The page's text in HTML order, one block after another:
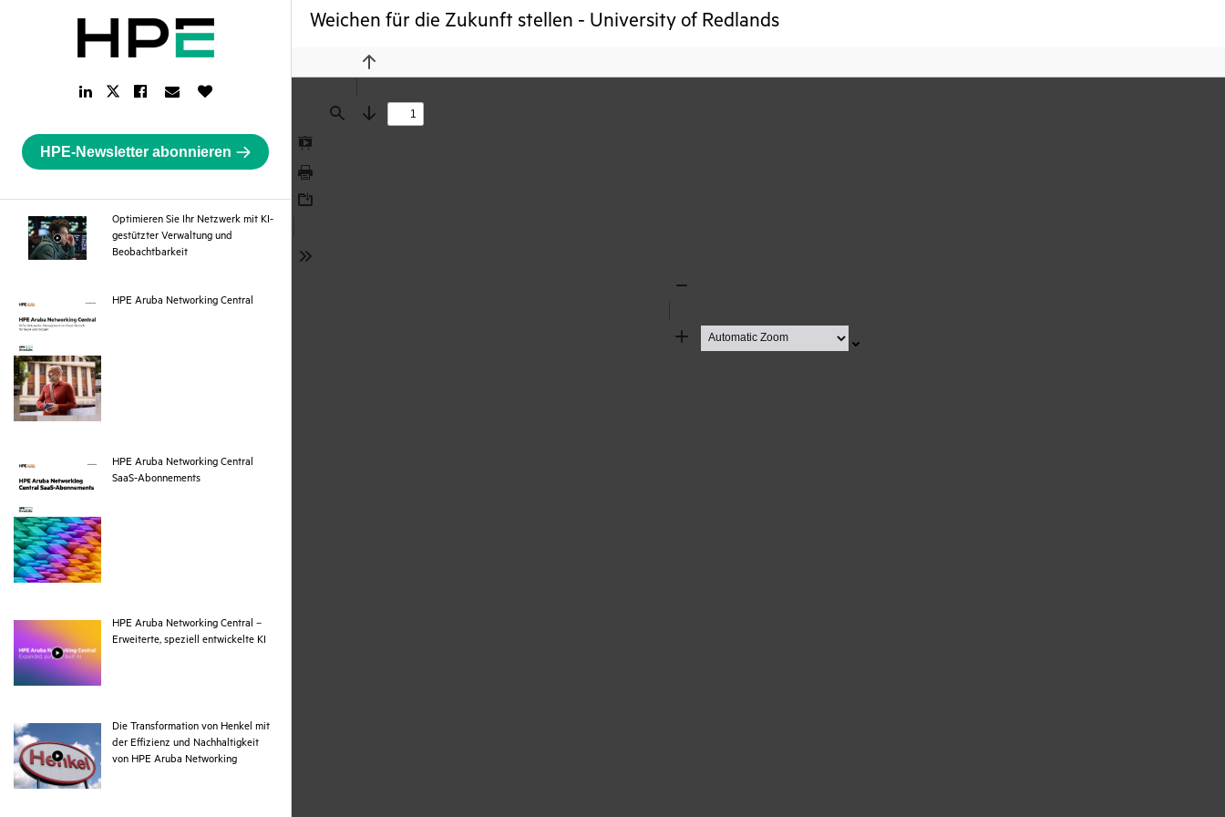
Find
Previous
Next
Presentation
Mode
Print
Weichen für die Zukunft stellen - University of Redlands
LinkedIn
Link
TwitterFacebook
Link
Email
Link
HPE-Newsletter abonnieren
Optimieren Sie Ihr Netzwerk mit KI-
gestützter Verwaltung und
Beobachtbarkeitwebpage
HPE Aruba Networking Central
HPE Aruba Networking Central
SaaS-Abonnementspdf
HPE Aruba Networking Central –
Erweiterte, speziell entwickelte KI
Die Transformation von Henkel mit
der Effizienz und Nachhaltigkeit
von HPE Aruba Networkingwebpage